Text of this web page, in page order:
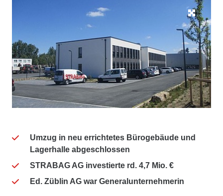
Umzug in neu errichtetes Bürogebäude und
Lagerhalle abgeschlossen
STRABAG AG investierte rd. 4,7 Mio. €
Ed. Züblin AG war Generalunternehmerin